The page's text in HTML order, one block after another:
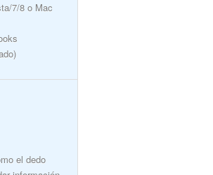
7/8 o Mac
el dedo